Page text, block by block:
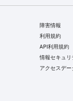
障害情報
利用規約
API利用規約
情報セキュリ
アクセスデ